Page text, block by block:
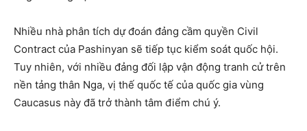
Nhiều nhà phân tích dự đoán đảng cầm quyền Civil
Contract của Pashinyan sẽ tiếp tục kiểm soát quốc hội.
Tuy nhiên, với nhiều đảng đối lập vận động tranh cử trên
nền tảng thân Nga, vị thế quốc tế của quốc gia vùng
Caucasus này đã trở thành tâm điểm chú ý.